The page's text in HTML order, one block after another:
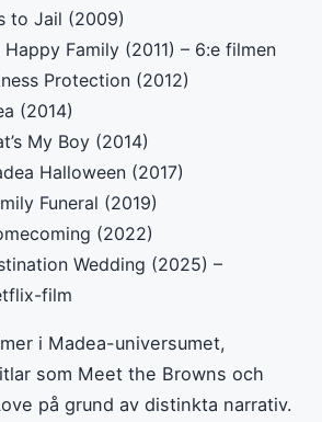
to Jail (2009)
Happy Family (2011) – 6:e filmen
Protection (2012)
(2014)
My Boy (2014)
Halloween (2017)
Funeral (2019)
(2022)
Wedding (2025) –
film
i Madea-universumet,
som Meet the Browns och
på grund av distinkta narrativ.